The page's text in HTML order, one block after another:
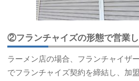
②フランチャイズの形態で営業
ラーメン店の場合、フランチャイザ
でフランチャイズ契約を締結し、加